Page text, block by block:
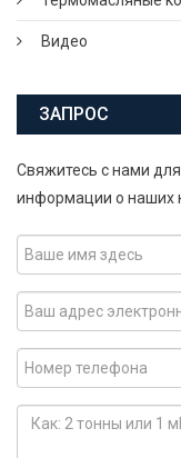
Видео
ЗАПРОС
Свяжитесь с нами
информации о наших